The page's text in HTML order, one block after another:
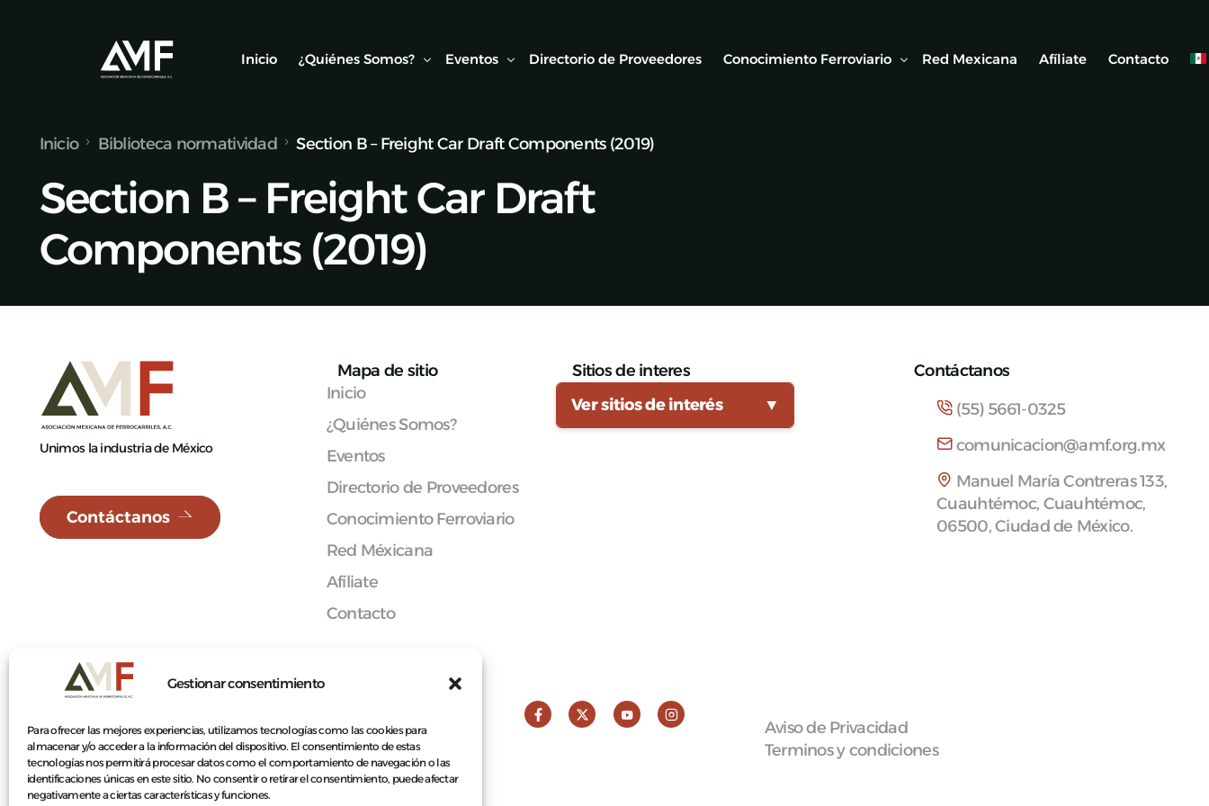
Gestionar consentimiento
Para ofrecer las mejores experiencias, utilizamos tecnologías como las cookies para
almacenar y/o acceder a la información del dispositivo. El consentimiento de estas
tecnologías nos permitirá procesar datos como el comportamiento de navegación o las
identificaciones únicas en este sitio. No consentir o retirar el consentimiento, puede afectar
negativamente a ciertas características y funciones.
Inicio ¿Quiénes Somos?
Socios
Nuestro Equipo
Alianzas y Convenios
Eventos
Conexión AMF
Webinars Técnicos
Directorio de Proveedores Conocimiento Ferroviario Red Mexicana Afíliate Contacto
Inicio Biblioteca normatividad Section B – Freight Car Draft Components (2019)
Section B – Freight Car Draft
Components (2019)
Unimos la industria de México
Contáctanos
Mapa de sitio
Inicio
¿Quiénes Somos?
Eventos
Directorio de Proveedores
Conocimiento Ferroviario
Red Méxicana
Afíliate
Contacto
Sitios de interes
Ver sitios de interés
▼
Contáctanos
(55) 5661-0325
comunicacion@amf.org.mx
Manuel María Contreras 133,
Cuauhtémoc, Cuauhtémoc,
06500, Ciudad de México.
Aviso de Privacidad
Terminos y condiciones